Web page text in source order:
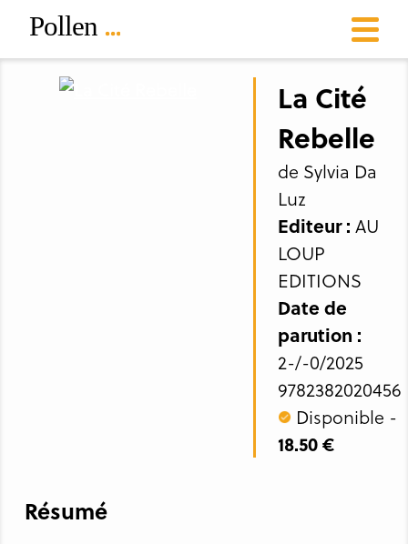
La Cité
Rebelle
de Sylvia Da
Luz
Editeur : AU
LOUP
EDITIONS
Date de
parution :
2-/-0/2025
9782382020456
Disponible -
18.50 €
Résumé